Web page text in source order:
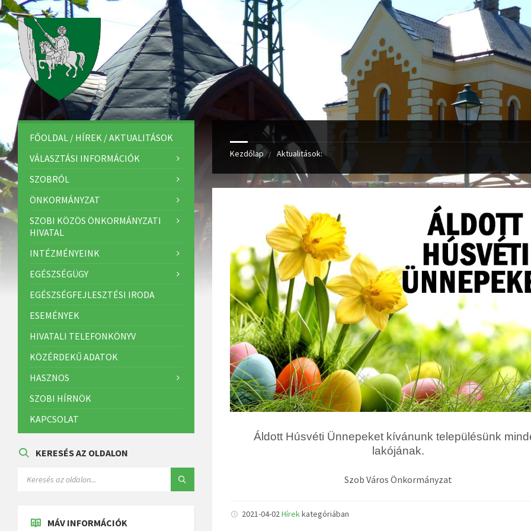
Kezdőlap Aktualitások:
Áldott Húsvéti Ünnepeket kívánunk településünk
lakójának.
Szob Város Önkormányzat
2021-04-02Hírekkategóriában
FŐOLDAL / HÍREK / AKTUALITÁSOK
VÁLASZTÁSI INFORMÁCIÓK
SZOBRÓL
ÖNKORMÁNYZAT
SZOBI KÖZÖS ÖNKORMÁNYZATI
HIVATAL
INTÉZMÉNYEINK
EGÉSZSÉGÜGY
EGÉSZSÉGFEJLESZTÉSI IRODA
ESEMÉNYEK
HIVATALI TELEFONKÖNYV
KÖZÉRDEKŰ ADATOK
HASZNOS
SZOBI HÍRNÖK
KAPCSOLAT
KERESÉS AZ OLDALON
MÁV INFORMÁCIÓK